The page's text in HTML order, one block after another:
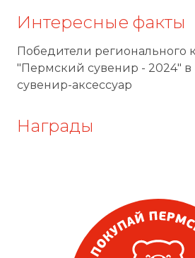
Интересные факты
Победители регионального
"Пермский сувенир - 2024"
сувенир-аксессуар
Награды